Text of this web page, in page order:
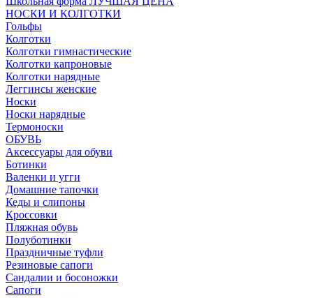
НОСКИ И КОЛГОТКИ
Гольфы
Колготки
Колготки гимнастические
Колготки капроновые
Колготки нарядные
Леггинсы женские
Носки
Носки нарядные
Термоноски
ОБУВЬ
Аксессуары для обуви
Ботинки
Валенки и угги
Домашние тапочки
Кеды и слипоны
Кроссовки
Пляжная обувь
Полуботинки
Праздничные туфли
Резиновые сапоги
Сандалии и босоножки
Сапоги